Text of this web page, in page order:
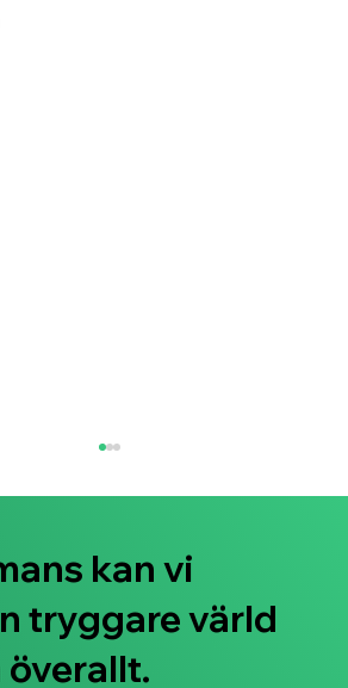
kan vi
tryggare värld